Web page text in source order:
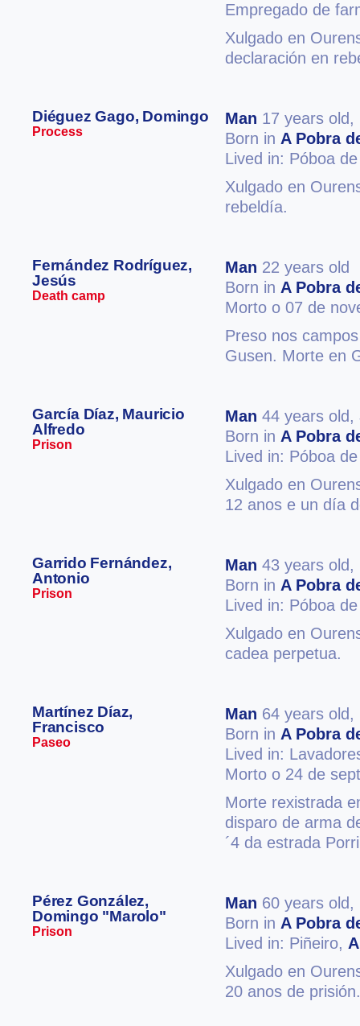
Empregado de
Xulgado en
declaración en
Diéguez Gago, Domingo
Process
Man 17 years old,
Born in A Pobra
Lived in: Póboa
Xulgado en
rebeldía.
Fernández Rodríguez,
Jesús
Death camp
Man 22 years old
Born in A Pobra
Morto o 07 de
Preso nos
Gusen. Morte en
García Díaz, Mauricio
Alfredo
Prison
Man 44 years old,
Born in A Pobra
Lived in: Póboa
Xulgado en
12 anos e un día
Garrido Fernández,
Antonio
Prison
Man 43 years old,
Born in A Pobra
Lived in: Póboa
Xulgado en
cadea perpetua.
Martínez Díaz,
Francisco
Paseo
Man 64 years old,
Born in A Pobra
Lived in:
Morto o 24 de
Morte rexistrada
disparo de arma
´4 da estrada
Pérez González,
Domingo "Marolo"
Prison
Man 60 years old,
Born in A Pobra
Lived in: Piñeiro,
Xulgado en
20 anos de prisión.